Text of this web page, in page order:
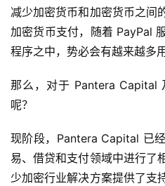
减少加密货币和加密货币之间
加密货币支付，随着 PayPal
程序之中，势必会有越来越多
那么，对于 Pantera Capital
呢？
现阶段，Pantera Capital 已
易、借贷和支付领域中进行了
少加密行业解决方案提供了支